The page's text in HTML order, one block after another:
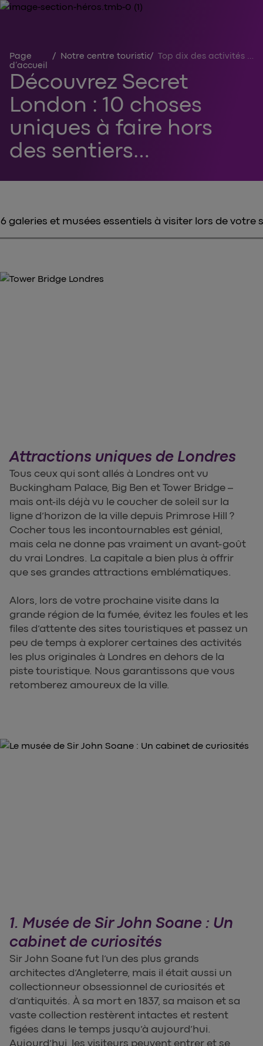
Page
d’accueil
/ Notre centre touristique
/ Top dix des activités uniques à faire à Londres hors de la route touristique
Découvrez Secret
London : 10 choses
uniques à faire hors
des sentiers
6 galeries et musées essentiels à visiter lors de votre
Attractions uniques de Londres
Tous ceux qui sont allés à Londres ont vu
Buckingham Palace, Big Ben et Tower Bridge –
mais ont-ils déjà vu le coucher de soleil sur la
ligne d’horizon de la ville depuis Primrose Hill ?
Cocher tous les incontournables est génial,
mais cela ne donne pas vraiment un avant-goût
du vrai Londres. La capitale a bien plus à offrir
que ses grandes attractions emblématiques.
Alors, lors de votre prochaine visite dans la
grande région de la fumée, évitez les foules et les
files d’attente des sites touristiques et passez un
peu de temps à explorer certaines des activités
les plus originales à Londres en dehors de la
piste touristique. Nous garantissons que vous
retomberez amoureux de la ville.
1. Musée de Sir John Soane : Un
cabinet de curiosités
Sir John Soane fut l’un des plus grands
architectes d’Angleterre, mais il était aussi un
collectionneur obsessionnel de curiosités et
d’antiquités. À sa mort en 1837, sa maison et sa
vaste collection restèrent intactes et restent
figées dans le temps jusqu’à aujourd’hui.
Aujourd’hui, les visiteurs peuvent entrer et se